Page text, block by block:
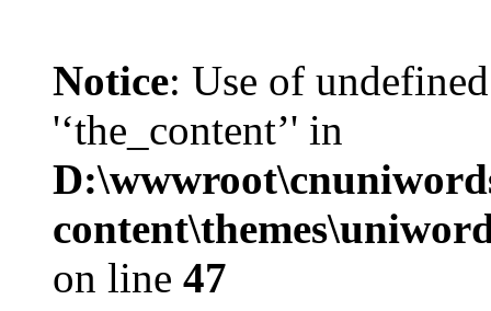
Notice: Use of
'‘the_content’' in
on line 47